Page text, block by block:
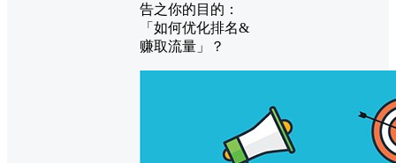
告之你的目的：
「如何优化排名&
赚取流量」？